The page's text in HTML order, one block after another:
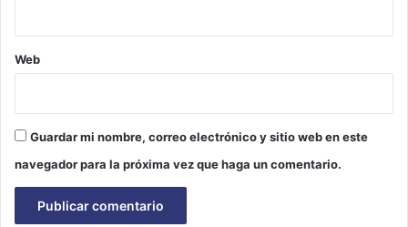
Web
Guardar mi nombre, correo electrónico y sitio web en este
navegador para la próxima vez que haga un comentario.